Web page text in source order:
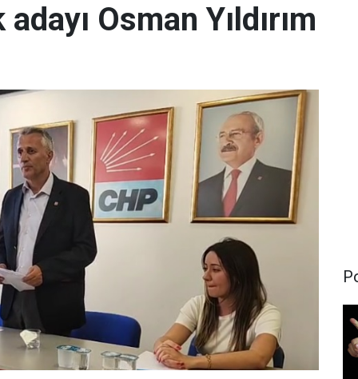
Osman Yıldırım